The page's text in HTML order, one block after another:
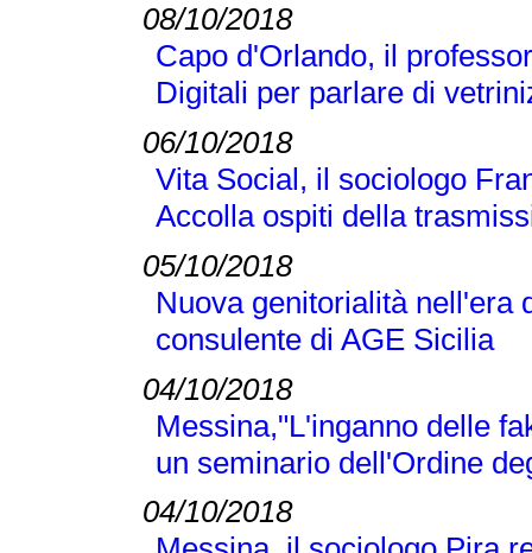
08/10/2018
Capo d'Orlando, il
Digitali per parlare di
06/10/2018
Vita Social, il sociologo
Accolla ospiti della
05/10/2018
Nuova genitorialità nell'era
consulente di AGE Sicilia
04/10/2018
Messina,"L'inganno delle
un seminario dell'Ordine
04/10/2018